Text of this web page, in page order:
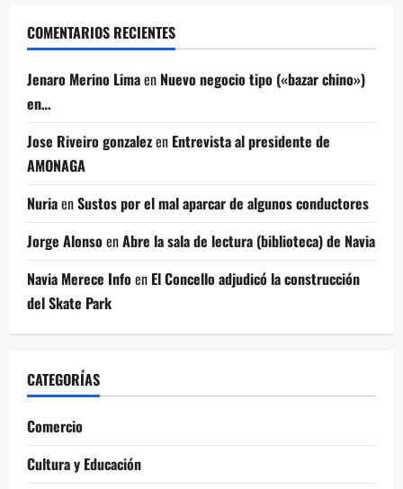
COMENTARIOS RECIENTES
Jenaro Merino Limaen Nuevo negocio tipo («bazar chino»)
en…
Jose Riveiro gonzalezen Entrevista al presidente de
AMONAGA
NuriaenSustos por el mal aparcar de algunos conductores
Jorge AlonsoenAbre la sala de lectura (biblioteca) de Navia
Navia Merece Infoen El Concello adjudicó la construcción
del Skate Park
CATEGORÍAS
Comercio
Cultura y Educación